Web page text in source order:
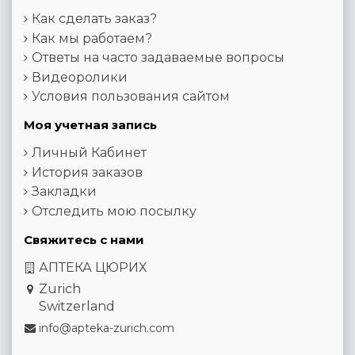
Как сделать заказ?
Как мы работаем?
Ответы на часто задаваемые вопросы
Видеоролики
Условия пользования сайтом
Моя учетная запись
Личный Кабинет
История заказов
Закладки
Отследить мою посылку
Свяжитесь с нами
АПТЕКА ЦЮРИХ
Zurich
Switzerland
info@apteka-zurich.com